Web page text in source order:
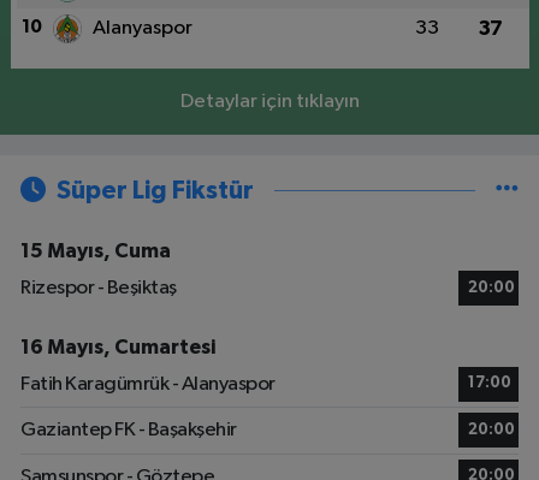
10 Alanyaspor 33 37
Detaylar için tıklayın
Süper Lig Fikstür
15 Mayıs, Cuma
Rizespor - Beşiktaş
20:00
16 Mayıs, Cumartesi
Fatih Karagümrük - Alanyaspor
17:00
Gaziantep FK - Başakşehir 20:00
20:00